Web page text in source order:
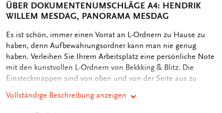
ÜBER DOKUMENTENUMSCHLÄGE A4: HENDRIK
WILLEM MESDAG, PANORAMA MESDAG
OMSCHRIJVING
Es ist schön, immer einen Vorrat an L-Ordnern zu Hause zu
haben, denn Aufbewahrungsordner kann man nie genug
haben. Verleihen Sie Ihrem Arbeitsplatz eine persönliche Note
mit den kunstvollen L-Ordnern von Bekkking & Blitz. Die
Einsteckmappen sind von oben und von der Seite aus zu
öffnen und verfügen über eine Daumenrille zum einfachen
Öffnen der Mappe. - Hülse einsetzen - 22 x 31 cm - Geeignet
für Dokumente im A4-Format - Vollfarbdruck auf Vorder- und
Vollständige Beschreibung anzeigen